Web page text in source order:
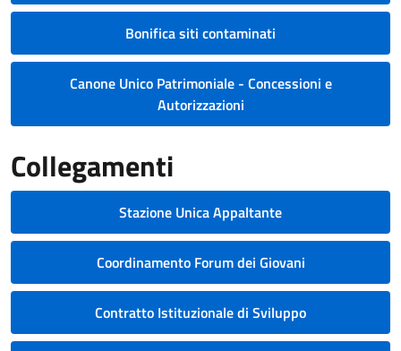
Bonifica siti contaminati
Canone Unico Patrimoniale - Concessioni e
Autorizzazioni
Collegamenti
Stazione Unica Appaltante
Coordinamento Forum dei Giovani
Contratto Istituzionale di Sviluppo